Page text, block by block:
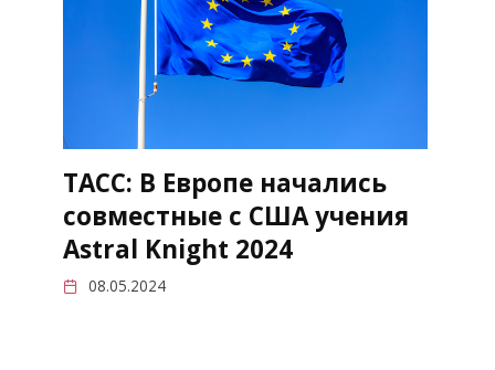
ТАСС: В Европе начались
совместные с США учения
Astral Knight 2024
08.05.2024